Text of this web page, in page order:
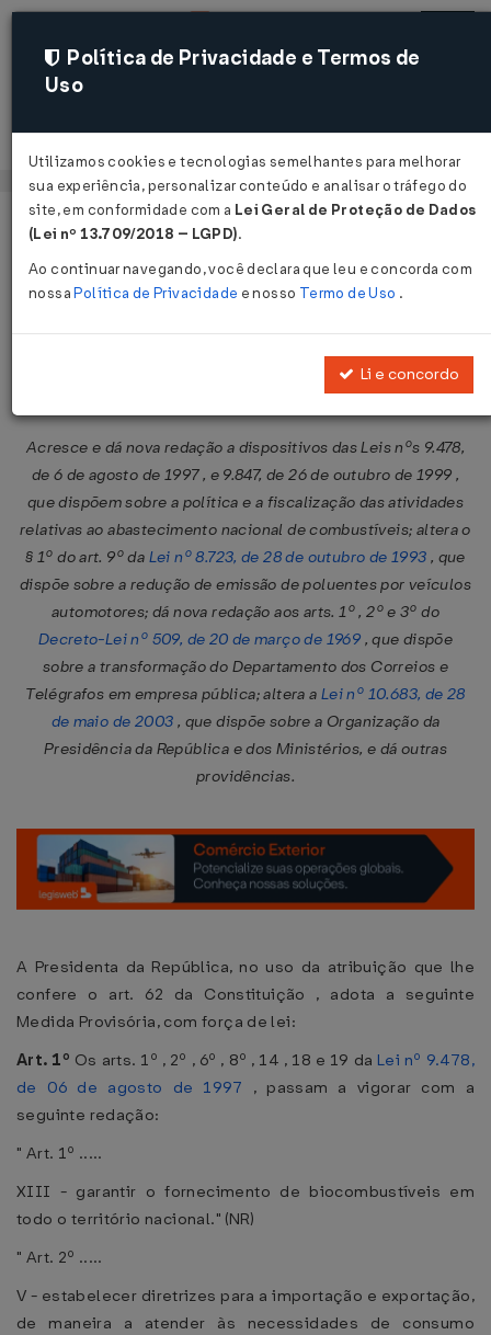
Acessar
Página Inicial Legislações
Medida Provisória nº 532 de
Acresce e dá nova redação a dispositivos das Leis nºs 9.478,
de 6 de agosto de 1997 , e 9.847, de 26 de outubro de 1999 ,
que dispõem sobre a política e a fiscalização das atividades
relativas ao abastecimento nacional de combustíveis; altera o
§ 1º do art. 9º da Lei nº 8.723, de 28 de outubro de 1993 , que
dispõe sobre a redução de emissão de poluentes por veículos
automotores; dá nova redação aos arts. 1º , 2º e 3º do
Decreto-Lei nº 509, de 20 de março de 1969 , que dispõe
sobre a transformação do Departamento dos Correios e
Telégrafos em empresa pública; altera a Lei nº 10.683, de 28
de maio de 2003 , que dispõe sobre a Organização da
Presidência da República e dos Ministérios, e dá outras
providências.
A Presidenta da República, no uso da atribuição que lhe
confere o art. 62 da Constituição , adota a seguinte
Medida Provisória, com força de lei:
Art. 1º Os arts. 1º , 2º , 6º , 8º , 14 , 18 e 19 da Lei nº 9.478,
de 06 de agosto de 1997 , passam a vigorar com a
seguinte redação:
" Art. 1º .....
XIII - garantir o fornecimento de biocombustíveis em
todo o território nacional." (NR)
" Art. 2º .....
V - estabelecer diretrizes para a importação e exportação,
de maneira a atender às necessidades de consumo
Política de Privacidade e Termos de
Uso
Utilizamos cookies e tecnologias semelhantes para melhorar
sua experiência, personalizar conteúdo e analisar o tráfego do
site, em conformidade com a Lei Geral de Proteção de Dados
(Lei nº 13.709/2018 – LGPD).
Ao continuar navegando, você declara que leu e concorda com
nossaPolítica de Privacidade e nosso Termo de Uso .
Li e concordo